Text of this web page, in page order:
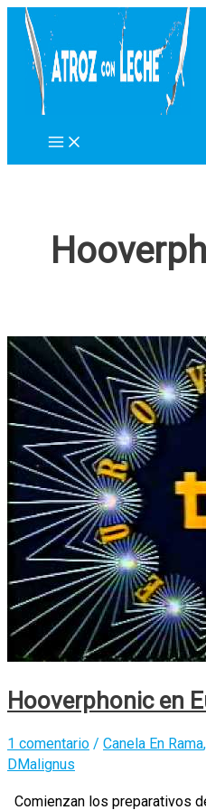
contenido
Hooverphonic en
1 comentario / Canela En Rama,
DMalignus
Comienzan los preparativos